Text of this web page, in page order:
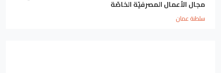
مجال الأعمال المصرفيّة الخاصّة
سلطنة عمان